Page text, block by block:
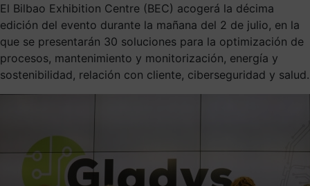
El Bilbao Exhibition Centre (BEC) acogerá la décima
edición del evento durante la mañana del 2 de julio, en la
que se presentarán 30 soluciones para la optimización de
procesos, mantenimiento y monitorización, energía y
sostenibilidad, relación con cliente, ciberseguridad y salud.